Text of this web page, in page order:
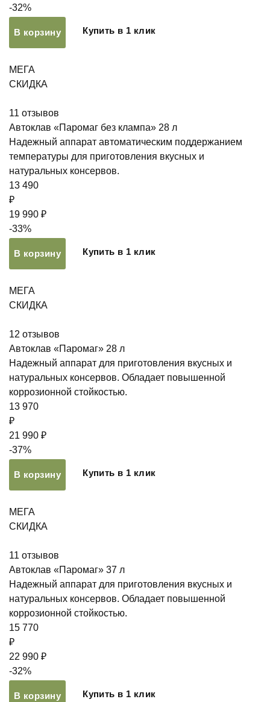
-32%
В корзину Купить в 1 клик
МЕГА
СКИДКА
11 отзывов
Автоклав «Паромаг без клампа» 28 л
Надежный аппарат автоматическим поддержанием
температуры для приготовления вкусных и
натуральных консервов.
13 490
₽
19 990 ₽
-33%
В корзину Купить в 1 клик
МЕГА
СКИДКА
12 отзывов
Автоклав «Паромаг» 28 л
Надежный аппарат для приготовления вкусных и
натуральных консервов. Обладает повышенной
коррозионной стойкостью.
13 970
₽
21 990 ₽
-37%
В корзину Купить в 1 клик
МЕГА
СКИДКА
11 отзывов
Автоклав «Паромаг» 37 л
Надежный аппарат для приготовления вкусных и
натуральных консервов. Обладает повышенной
коррозионной стойкостью.
15 770
₽
22 990 ₽
-32%
В корзину Купить в 1 клик